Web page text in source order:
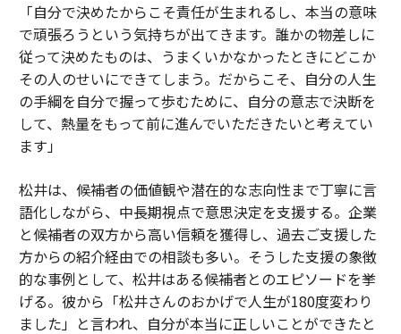
「自分で決めたからこそ責任が生まれるし、本当の意味
で頑張ろうという気持ちが出てきます。誰かの物差しに
従って決めたものは、うまくいかなかったときにどこか
その人のせいにできてしまう。だからこそ、自分の人生
の手綱を自分で握って歩むために、自分の意志で決断を
して、熱量をもって前に進んでいただきたいと考えてい
ます」
松井は、候補者の価値観や潜在的な志向性まで丁寧に言
語化しながら、中長期視点で意思決定を支援する。企業
と候補者の双方から高い信頼を獲得し、過去ご支援した
方からの紹介経由での相談も多い。そうした支援の象徴
的な事例として、松井はある候補者とのエピソードを挙
げる。彼から「松井さんのおかげで人生が180度変わり
ました」と言われ、自分が本当に正しいことができたと